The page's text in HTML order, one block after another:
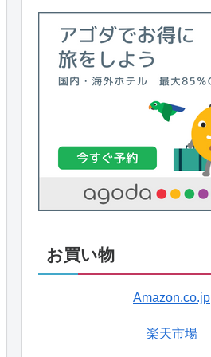
お買い物
Amazon.co.jp
楽天市場